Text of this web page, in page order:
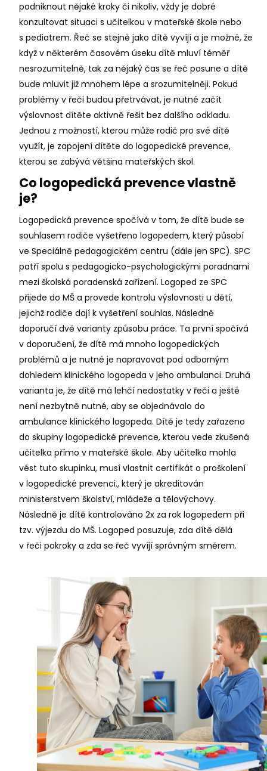
podniknout nějaké kroky či nikoliv, vždy je dobré
konzultovat situaci s učitelkou v mateřské škole nebo
s pediatrem. Řeč se stejně jako dítě vyvíjí a je možné, že
když v některém časovém úseku dítě mluví téměř
nesrozumitelně, tak za nějaký čas se řeč posune a dítě
bude mluvit již mnohem lépe a srozumitelněji. Pokud
problémy v řeči budou přetrvávat, je nutné začít
výslovnost dítěte aktivně řešit bez dalšího odkladu.
Jednou z možností, kterou může rodič pro své dítě
využít, je zapojení dítěte do logopedické prevence,
kterou se zabývá většina mateřských škol.
Co logopedická prevence vlastně
je?
Logopedická prevence spočívá v tom, že dítě bude se
souhlasem rodiče vyšetřeno logopedem, který působí
ve Speciálně pedagogickém centru (dále jen SPC). SPC
patří spolu s pedagogicko-psychologickými poradnami
mezi školská poradenská zařízení. Logoped ze SPC
přijede do MŠ a provede kontrolu výslovnosti u dětí,
jejichž rodiče dají k vyšetření souhlas. Následně
doporučí dvě varianty způsobu práce. Ta první spočívá
v doporučení, že dítě má mnoho logopedických
problémů a je nutné je napravovat pod odborným
dohledem klinického logopeda v jeho ambulanci. Druhá
varianta je, že dítě má lehčí nedostatky v řeči a ještě
není nezbytně nutné, aby se objednávalo do
ambulance klinického logopeda. Dítě je tedy zařazeno
do skupiny logopedické prevence, kterou vede zkušená
učitelka přímo v mateřské škole. Aby učitelka mohla
vést tuto skupinku, musí vlastnit certifikát o proškolení
v logopedické prevenci., který je akreditován
ministerstvem školství, mládeže a tělovýchovy.
Následně je dítě kontrolováno 2x za rok logopedem při
tzv. výjezdu do MŠ. Logoped posuzuje, zda dítě dělá
v řeči pokroky a zda se řeč vyvíjí správným směrem.